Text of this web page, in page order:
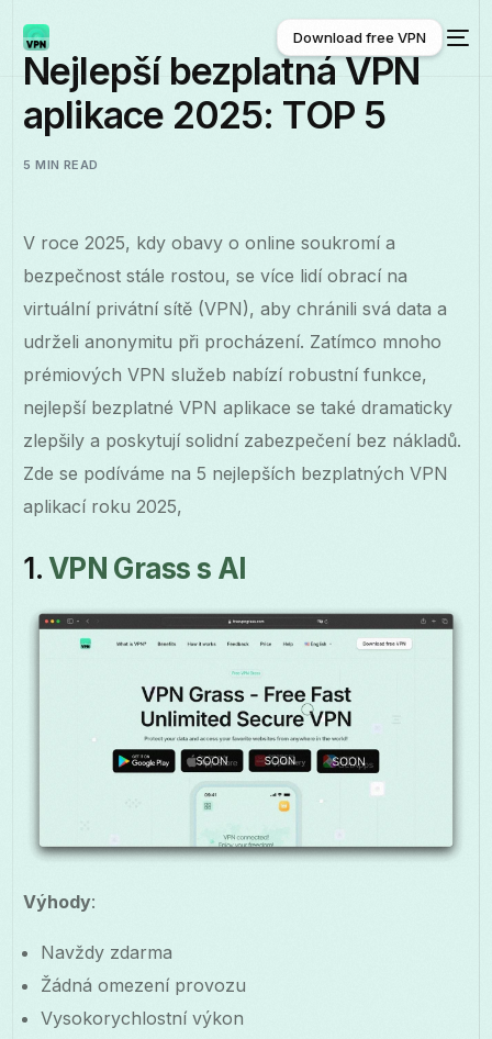
Čeština
Download free VPN
Download free VPN
Nejlepší bezplatná VPN
aplikace 2025: TOP 5
5 MIN READ
V roce 2025, kdy obavy o online soukromí a
bezpečnost stále rostou, se více lidí obrací na
virtuální privátní sítě (VPN), aby chránili svá data a
udrželi anonymitu při procházení. Zatímco mnoho
prémiových VPN služeb nabízí robustní funkce,
nejlepší bezplatné VPN aplikace se také dramaticky
zlepšily a poskytují solidní zabezpečení bez nákladů.
Zde se podíváme na 5 nejlepších bezplatných VPN
aplikací roku 2025,
1.VPN Grass s AI
Výhody:
Navždy zdarma
Žádná omezení provozu
Vysokorychlostní výkon